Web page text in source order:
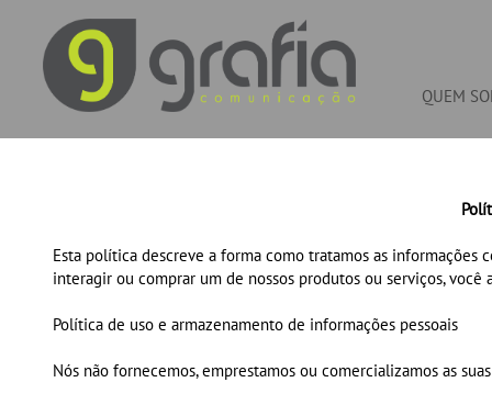
QUEM
Esta política descreve a forma como tratamos as informações
interagir ou comprar um de nossos produtos ou serviços,
Política de uso e armazenamento de informações pessoais
Nós não fornecemos, emprestamos ou comercializamos as